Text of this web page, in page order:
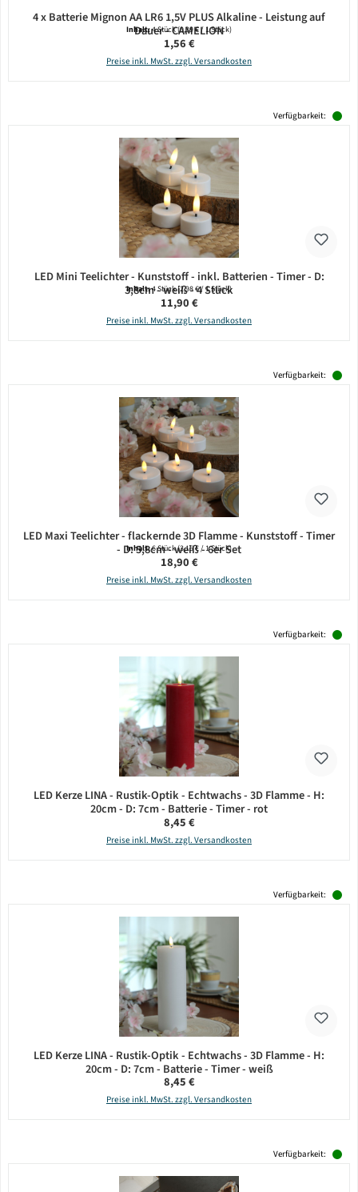
4 x Batterie Mignon AA LR6 1,5V PLUS Alkaline - Leistung auf
Dauer - CAMELION
Inhalt:4 Stück(0,39 € / 1 Stück)
Regulärer Preis:
1,56 €
Preise inkl. MwSt. zzgl. Versandkosten
Verfügbarkeit:
LED Mini Teelichter - Kunststoff - inkl. Batterien - Timer - D:
3,8cm - weiß - 4 Stück
Inhalt:4 Stück(2,98 € / 1 Stück)
Regulärer Preis:
11,90 €
Preise inkl. MwSt. zzgl. Versandkosten
Verfügbarkeit:
LED Maxi Teelichter - flackernde 3D Flamme - Kunststoff - Timer
- D: 5,8cm - weiß - 6er Set
Inhalt:6 Stück(3,15 € / 1 Stück)
Regulärer Preis:
18,90 €
Preise inkl. MwSt. zzgl. Versandkosten
Verfügbarkeit:
LED Kerze LINA - Rustik-Optik - Echtwachs - 3D Flamme - H:
20cm - D: 7cm - Batterie - Timer - rot
Regulärer Preis:
8,45 €
Preise inkl. MwSt. zzgl. Versandkosten
Verfügbarkeit:
LED Kerze LINA - Rustik-Optik - Echtwachs - 3D Flamme - H:
20cm - D: 7cm - Batterie - Timer - weiß
Regulärer Preis:
8,45 €
Preise inkl. MwSt. zzgl. Versandkosten
Verfügbarkeit: